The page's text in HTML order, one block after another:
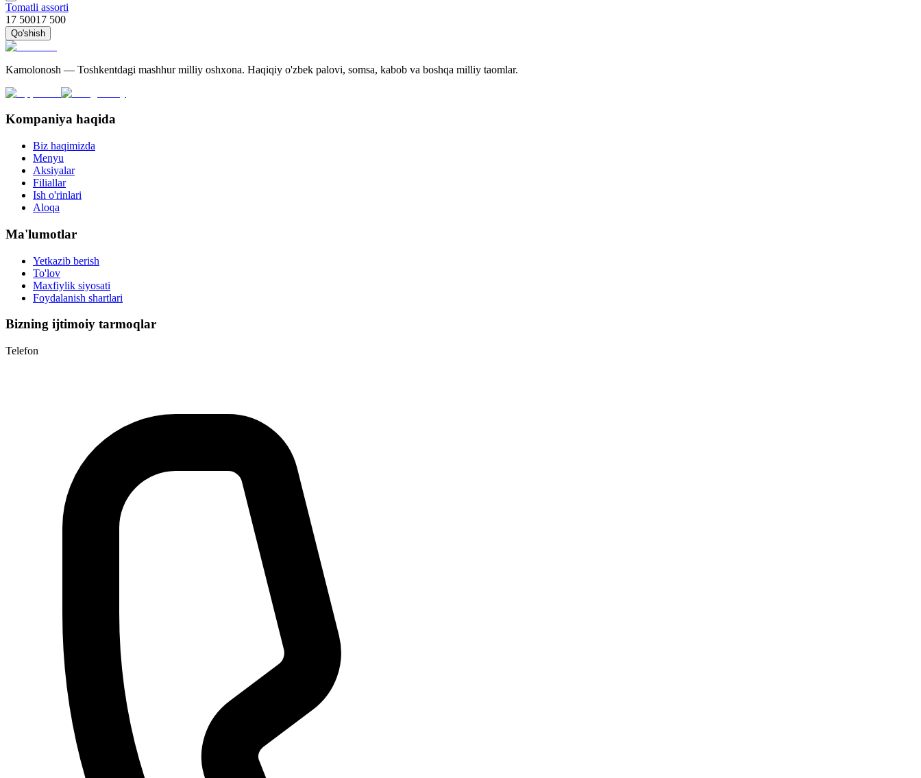
Tomatli assorti
17 50017 500
Qo'shish
Kamolonosh — Toshkentdagi mashhur milliy oshxona. Haqiqiy o'zbek palovi, somsa, kabob va boshqa milliy taomlar.
Kompaniya haqida
Biz haqimizda
Menyu
Aksiyalar
Filiallar
Ish o'rinlari
Aloqa
Ma'lumotlar
Yetkazib berish
To'lov
Maxfiylik siyosati
Foydalanish shartlari
Bizning ijtimoiy tarmoqlar
Telefon